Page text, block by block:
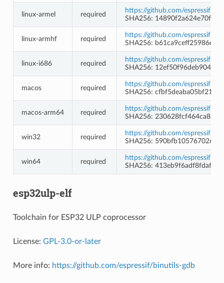
linux-armel required
https://github.com/espressif/
SHA256:
linux-armhf required
https://github.com/espressif/
SHA256:
linux-i686 required
https://github.com/espressif/
SHA256:
macos required
https://github.com/espressif/
SHA256:
macos-arm64 required
https://github.com/espressif/
SHA256:
win32 required
https://github.com/espressif/
SHA256:
win64 required
https://github.com/espressif/
SHA256:
esp32ulp-elf
Toolchain for ESP32 ULP coprocessor
License: GPL-3.0-or-later
More info: https://github.com/espressif/binutils-gdb